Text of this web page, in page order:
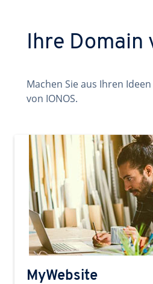
Ihre Domain
Machen Sie aus Ihren
von IONOS.
MyWebsite